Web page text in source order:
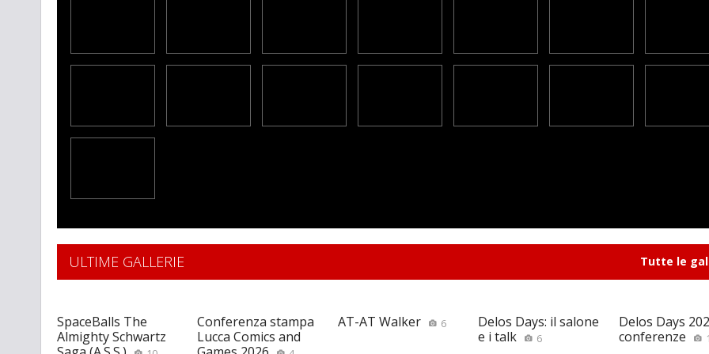
ULTIME GALLERIE Tutte le
SpaceBalls The
Almighty Schwartz
Conferenza stampa
Lucca Comics and
AT-AT Walker 6
Delos Days: il salone
e i talk
6
Delos Days
conferenze